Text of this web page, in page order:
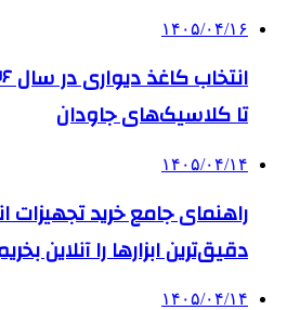
۱۴۰۵/۰۴/۱۶
تا کلاسیک‌های جاودان
۱۴۰۵/۰۴/۱۴
راهنمای جامع خرید تجهیزات
دقیق‌ترین ابزارها را آنلاین
۱۴۰۵/۰۴/۱۴